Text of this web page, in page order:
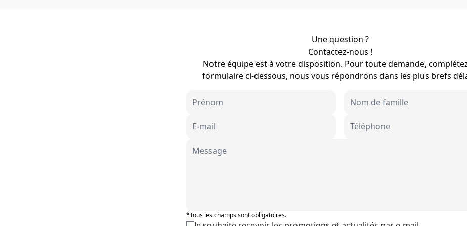
Une question ?
Contactez-nous !
Notre équipe est à votre disposition. Pour toute demande,
formulaire ci-dessous, nous vous répondrons dans les plus brefs
*Tous les champs sont obligatoires.